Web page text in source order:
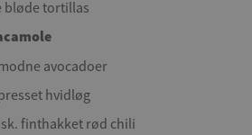
bløde tortillas
avocadoer
hvidløg
finthakket rød chili